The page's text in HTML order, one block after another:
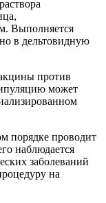
Выполняется
в дельтовидную
против
может
порядке проводит
наблюдается
заболеваний
на